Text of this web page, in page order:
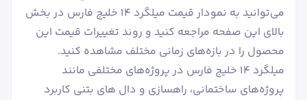
می‌توانید به نمودار قیمت میلگرد ۱۴ خلیج فارس در بخش
بالای این صفحه مراجعه کنید و روند تغییرات قیمت این
محصول را در بازه‌های زمانی مختلف مشاهده کنید.
میلگرد ۱۴ خلیج فارس در پروژه‌های مختلفی مانند
پروژه‌های ساختمانی، راهسازی و دال های بتنی کاربرد